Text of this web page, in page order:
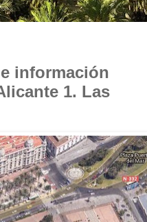
información
1. Las